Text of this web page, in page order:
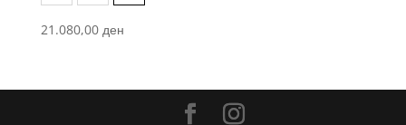
21.080,00 ден